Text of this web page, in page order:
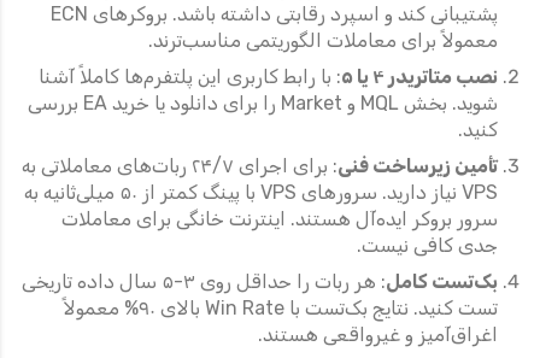
پشتیبانی کند و اسپرد رقابتی داشته باشد. بروکرهای ECN
معمولاً برای معاملات الگوریتمی مناسب‌ترند.
نصب متاتریدر ۴ یا ۵
: با رابط کاربری این پلتفرم‌ها کاملاً آشنا
شوید. بخش MQL و Market را برای دانلود یا خرید EA بررسی
کنید.
تأمین زیرساخت فنی
: برای اجرای ۲۴/۷ ربات‌های معاملاتی به
VPS نیاز دارید. سرورهای VPS با پینگ کمتر از ۵۰ میلی‌ثانیه به
سرور بروکر ایده‌آل هستند. اینترنت خانگی برای معاملات
جدی کافی نیست.
بک‌تست کامل
: هر ربات را حداقل روی ۳-۵ سال داده تاریخی
تست کنید. نتایج بک‌تست با Win Rate بالای ۹۰% معمولاً
اغراق‌آمیز و غیرواقعی هستند.